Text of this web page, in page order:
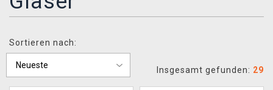
XZONE CLUB
Sortieren nach:
Insgesamt gefunden: 29